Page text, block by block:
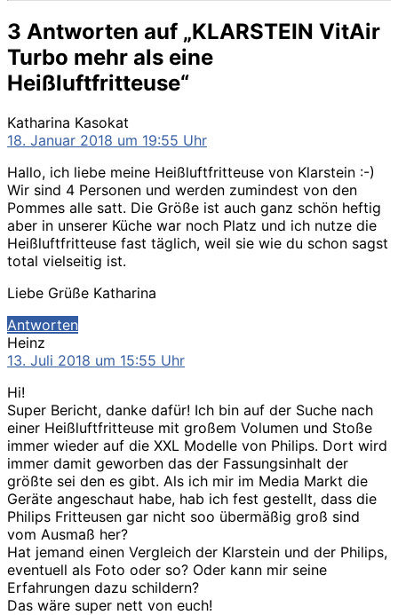
3 Antworten auf „KLARSTEIN VitAir
Turbo mehr als eine
Heißluftfritteuse“
Katharina Kasokat
18. Januar 2018 um 19:55 Uhr
Hallo, ich liebe meine Heißluftfritteuse von Klarstein :-)
Wir sind 4 Personen und werden zumindest von den
Pommes alle satt. Die Größe ist auch ganz schön heftig
aber in unserer Küche war noch Platz und ich nutze die
Heißluftfritteuse fast täglich, weil sie wie du schon sagst
total vielseitig ist.
Liebe Grüße Katharina
Antworten
Heinz
13. Juli 2018 um 15:55 Uhr
Hi!
Super Bericht, danke dafür! Ich bin auf der Suche nach
einer Heißluftfritteuse mit großem Volumen und Stoße
immer wieder auf die XXL Modelle von Philips. Dort wird
immer damit geworben das der Fassungsinhalt der
größte sei den es gibt. Als ich mir im Media Markt die
Geräte angeschaut habe, hab ich fest gestellt, dass die
Philips Fritteusen gar nicht soo übermäßig groß sind
vom Ausmaß her?
Hat jemand einen Vergleich der Klarstein und der Philips,
eventuell als Foto oder so? Oder kann mir seine
Erfahrungen dazu schildern?
Das wäre super nett von euch!